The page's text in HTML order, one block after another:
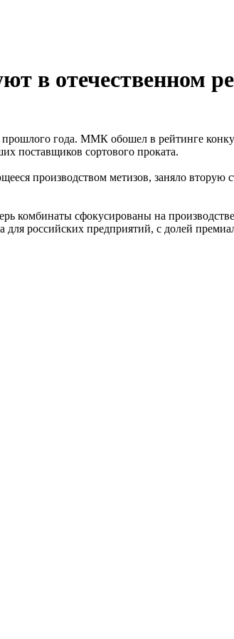
в отечественном
года. ММК обошел в рейтинге
поставщиков сортового проката.
производством метизов, заняло вторую
комбинаты сфокусированы на
российских предприятий, с долей